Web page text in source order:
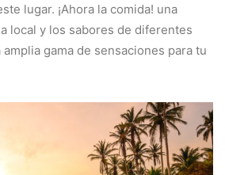
lugar. ¡Ahora la comida! una
local y los sabores de diferentes
gama de sensaciones para tu